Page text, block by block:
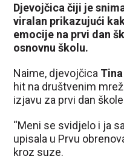
Djevojčica čiji je
viralan prikazujući
emocije na prvi dan
osnovnu školu.
Naime, djevojčica
hit na društvenim
izjavu za prvi dan
“Meni se svidjelo i ja
upisala u Prvu
kroz suze.